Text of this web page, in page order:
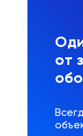
от